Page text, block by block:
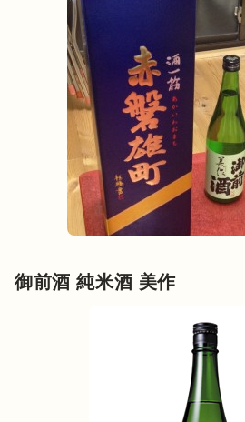
御前酒 純米酒 美作